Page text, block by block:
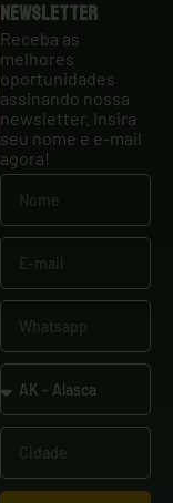
Newsletter
Receba as
melhores
oportunidades
assinando nossa
newsletter. Insira
seu nome e e-mail
agora!